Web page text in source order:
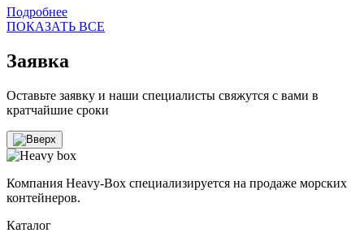
Подробнее
ПОКАЗАТЬ ВСЕ
Заявка
Оставьте заявку и наши специалисты свяжутся с вами в
кратчайшие сроки
Компания Heavy-Box специализируется на продаже морских
контейнеров.
Каталог